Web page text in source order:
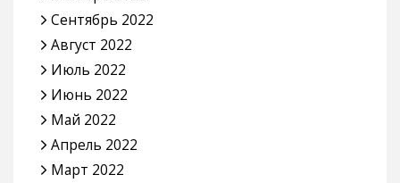
Сентябрь 2022
Август 2022
Июль 2022
Июнь 2022
Май 2022
Апрель 2022
Март 2022